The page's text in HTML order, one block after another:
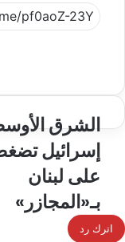
الشرق
إسرائيل
على لبنان
بـ«المجازر»
اترك رد